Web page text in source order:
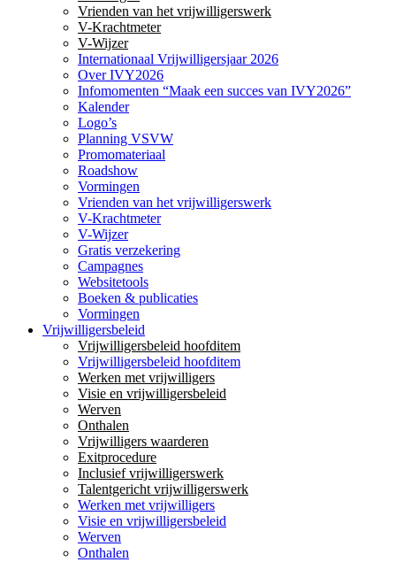
Vrienden van het vrijwilligerswerk
V-Krachtmeter
V-Wijzer
Internationaal Vrijwilligersjaar 2026
Over IVY2026
Infomomenten “Maak een succes van IVY2026”
Kalender
Logo’s
Planning VSVW
Promomateriaal
Roadshow
Vormingen
Vrienden van het vrijwilligerswerk
V-Krachtmeter
V-Wijzer
Gratis verzekering
Campagnes
Websitetools
Boeken & publicaties
Vormingen
Vrijwilligersbeleid
Vrijwilligersbeleid hoofditem
Vrijwilligersbeleid hoofditem
Werken met vrijwilligers
Visie en vrijwilligersbeleid
Werven
Onthalen
Vrijwilligers waarderen
Exitprocedure
Inclusief vrijwilligerswerk
Talentgericht vrijwilligerswerk
Werken met vrijwilligers
Visie en vrijwilligersbeleid
Werven
Onthalen